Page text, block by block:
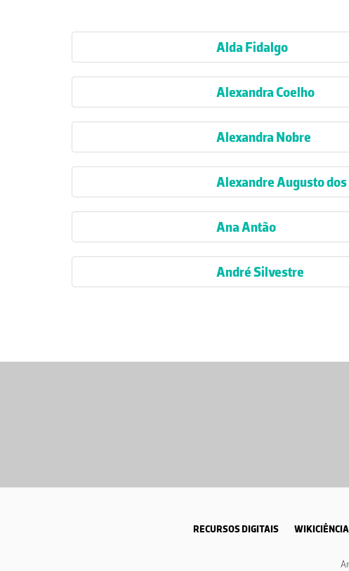
Alda Fidalgo
Alexandra Coelho
Alexandra Nobre
Alexandre Augusto dos
Ana Antão
André Silvestre
RECURSOS DIGITAIS